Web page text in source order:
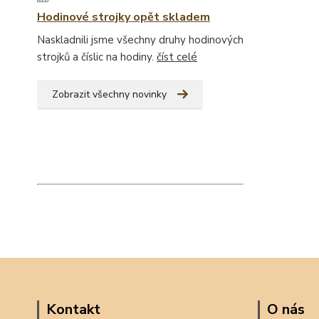
Hodinové strojky opět skladem
Naskladnili jsme všechny druhy hodinových
strojků a číslic na hodiny. číst celé
Zobrazit všechny novinky
Kontakt O nás